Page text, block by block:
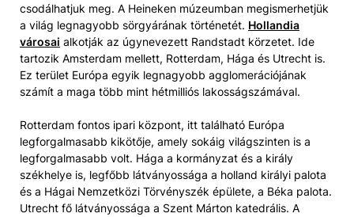
csodálhatjuk meg. A Heineken múzeumban megismerhetjük
a világ legnagyobb sörgyárának történetét. Hollandia
városai alkotják az úgynevezett Randstadt körzetet. Ide
tartozik Amsterdam mellett, Rotterdam, Hága és Utrecht is.
Ez terület Európa egyik legnagyobb agglomerációjának
számít a maga több mint hétmilliós lakosságszámával.
Rotterdam fontos ipari központ, itt található Európa
legforgalmasabb kikötője, amely sokáig világszinten is a
legforgalmasabb volt. Hága a kormányzat és a király
székhelye is, legfőbb látványossága a holland királyi palota
és a Hágai Nemzetközi Törvényszék épülete, a Béka palota.
Utrecht fő látványossága a Szent Márton katedrális. A